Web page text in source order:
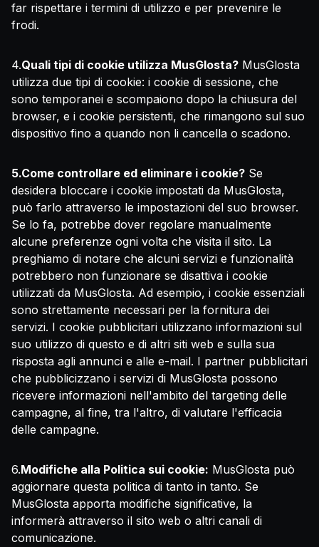
far rispettare i termini di utilizzo e per prevenire le
frodi.
4.Quali tipi di cookie utilizza MusGlosta? MusGlosta
utilizza due tipi di cookie: i cookie di sessione, che
sono temporanei e scompaiono dopo la chiusura del
browser, e i cookie persistenti, che rimangono sul suo
dispositivo fino a quando non li cancella o scadono.
5.Come controllare ed eliminare i cookie? Se
desidera bloccare i cookie impostati da MusGlosta,
può farlo attraverso le impostazioni del suo browser.
Se lo fa, potrebbe dover regolare manualmente
alcune preferenze ogni volta che visita il sito. La
preghiamo di notare che alcuni servizi e funzionalità
potrebbero non funzionare se disattiva i cookie
utilizzati da MusGlosta. Ad esempio, i cookie essenziali
sono strettamente necessari per la fornitura dei
servizi. I cookie pubblicitari utilizzano informazioni sul
suo utilizzo di questo e di altri siti web e sulla sua
risposta agli annunci e alle e-mail. I partner pubblicitari
che pubblicizzano i servizi di MusGlosta possono
ricevere informazioni nell'ambito del targeting delle
campagne, al fine, tra l'altro, di valutare l'efficacia
delle campagne.
6.Modifiche alla Politica sui cookie: MusGlosta può
aggiornare questa politica di tanto in tanto. Se
MusGlosta apporta modifiche significative, la
informerà attraverso il sito web o altri canali di
comunicazione.